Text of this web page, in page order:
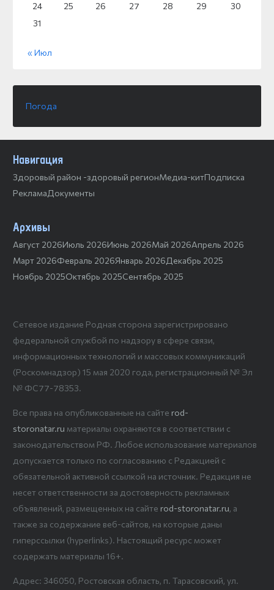
24
25 26 27 28 29
30
31
« Июл
Погода
Навигация
Здоровый район -здоровый регионМедиа-китПодписка
РекламаДокументы
Архивы
Август 2026Июль 2026Июнь 2026Май 2026Апрель 2026
Март 2026Февраль 2026Январь 2026Декабрь 2025
Ноябрь 2025Октябрь 2025Сентябрь 2025
Сетевое издание Родная сторона зарегистрировано
федеральной службой по надзору в сфере связи,
информационных технологий и массовых коммуникаций
(Роскомнадзор) 15 мая 2020 года, регистрационный № Эл
№ ФС77-78353.
Все права на опубликованные на сайте rod-
storonatar.ru материалы охраняются в соответствии с
законодательством РФ. Любое использование материалов
допускается только по согласованию с Редакцией с
обязательной активной ссылкой на источник. Редакция не
несет ответственности за достоверность рекламных
объявлений, размещенных на сайте rod-storonatar.ru, а
также за содержание веб-сайтов, на которые даны
гиперссылки (hyperlinks). Настоящий ресурс может
содержать материалы 16+.
Адрес: 346050, Ростовская область, п. Тарасовский, ул.